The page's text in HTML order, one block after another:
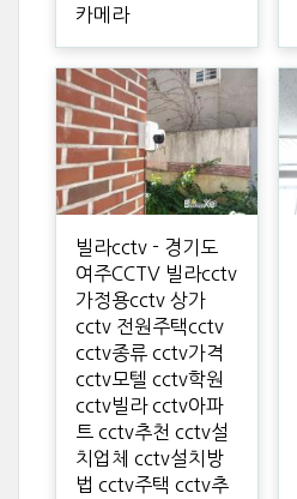
카메라
빌라cctv - 경기도
여주CCTV 빌라cctv
가정용cctv 상가
cctv 전원주택cctv
cctv종류 cctv가격
cctv모텔 cctv학원
cctv빌라 cctv아파
트 cctv추천 cctv설
치업체 cctv설치방
법 cctv주택 cctv추